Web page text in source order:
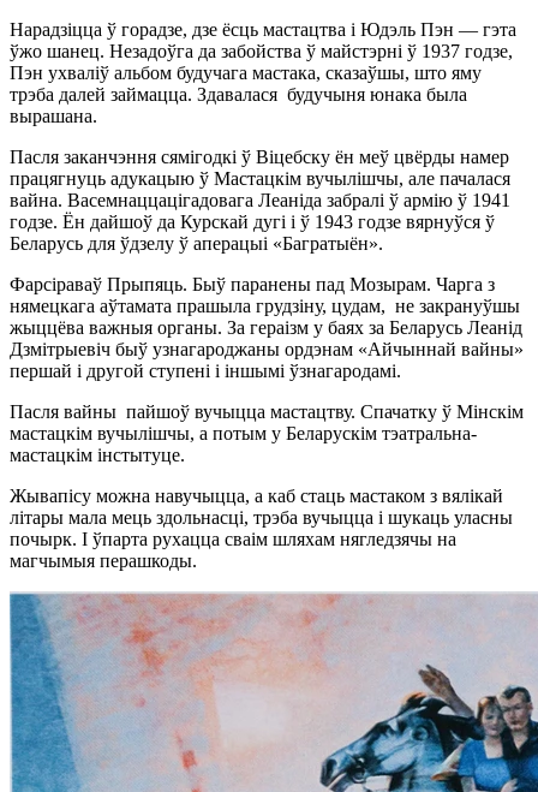
Нарадзіцца ў горадзе, дзе ёсць мастацтва і Юдэль Пэн — гэта
ўжо шанец. Незадоўга да забойства ў майстэрні ў 1937 годзе,
Пэн ухваліў альбом будучага мастака, сказаўшы, што яму
трэба далей займацца. Здавалася будучыня юнака была
вырашана.
Пасля заканчэння сямігодкі ў Віцебску ён меў цвёрды намер
працягнуць адукацыю ў Мастацкім вучылішчы, але пачалася
вайна. Васемнаццацігадовага Леаніда забралі ў армію ў 1941
годзе. Ён дайшоў да Курскай дугі і ў 1943 годзе вярнуўся ў
Беларусь для ўдзелу ў аперацыі «Багратыён».
Фарсіраваў Прыпяць. Быў паранены пад Мозырам. Чарга з
нямецкага аўтамата прашыла грудзіну, цудам, не закрануўшы
жыццёва важныя органы. За гераізм у баях за Беларусь Леанід
Дзмітрыевіч быў узнагароджаны ордэнам «Айчыннай вайны»
першай і другой ступені і іншымі ўзнагародамі.
Пасля вайны пайшоў вучыцца мастацтву. Спачатку ў Мінскім
мастацкім вучылішчы, а потым у Беларускім тэатральна-
мастацкім інстытуце.
Жывапісу можна навучыцца, а каб стаць мастаком з вялікай
літары мала мець здольнасці, трэба вучыцца і шукаць уласны
почырк. І ўпарта рухацца сваім шляхам нягледзячы на
магчымыя перашкоды.